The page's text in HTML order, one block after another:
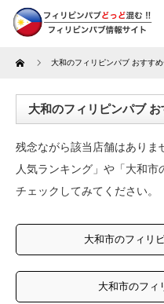
Home 大和のフィリピンパブ おすす
大和のフィリピンパブ
残念ながら該当店舗はありま
人気ランキング」や「大和
チェックしてみてください。
大和市のフィリ
大和市のフィ